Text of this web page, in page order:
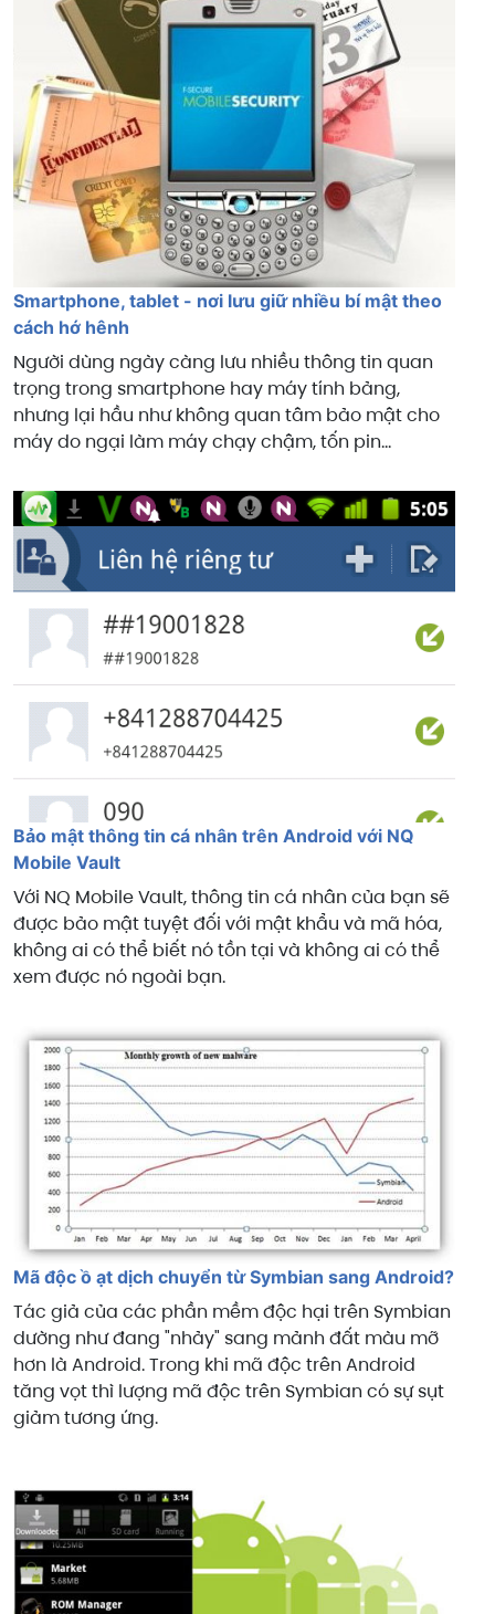
Smartphone, tablet - nơi lưu giữ nhiều bí mật theo
cách hớ hênh
Người dùng ngày càng lưu nhiều thông tin quan
trọng trong smartphone hay máy tính bảng,
nhưng lại hầu như không quan tâm bảo mật cho
máy do ngại làm máy chạy chậm, tốn pin...
Bảo mật thông tin cá nhân trên Android với NQ
Mobile Vault
Với NQ Mobile Vault, thông tin cá nhân của bạn sẽ
được bảo mật tuyệt đối với mật khẩu và mã hóa,
không ai có thể biết nó tồn tại và không ai có thể
xem được nó ngoài bạn.
Mã độc ồ ạt dịch chuyển từ Symbian sang Android?
Tác giả của các phần mềm độc hại trên Symbian
dường như đang "nhảy" sang mảnh đất màu mỡ
hơn là Android. Trong khi mã độc trên Android
tăng vọt thì lượng mã độc trên Symbian có sự sụt
giảm tương ứng.